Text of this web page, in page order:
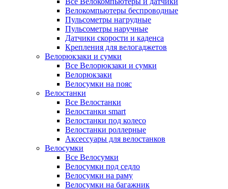
Велокомпьютеры беспроводные
Пульсометры нагрудные
Пульсометры наручные
Датчики скорости и каденса
Крепления для велогаджетов
Велорюкзаки и сумки
Все Велорюкзаки и сумки
Велорюкзаки
Велосумки на пояс
Велостанки
Все Велостанки
Велостанки smart
Велостанки под колесо
Велостанки роллерные
Аксессуары для велостанков
Велосумки
Все Велосумки
Велосумки под седло
Велосумки на раму
Велосумки на багажник